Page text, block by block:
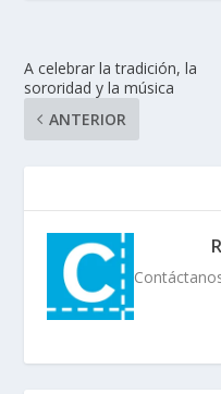
A celebrar la tradición, la
sororidad y la música
ANTERIOR